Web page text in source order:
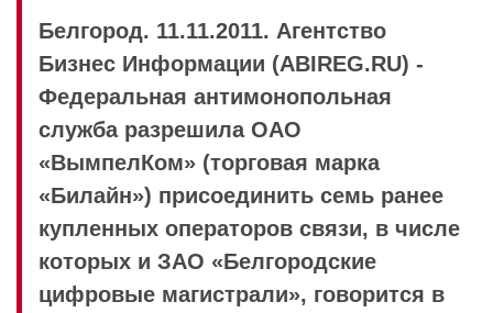
Белгород. 11.11.2011. Агентство
Бизнес Информации (ABIREG.RU) -
Федеральная антимонопольная
служба разрешила ОАО
«ВымпелКом» (торговая марка
«Билайн») присоединить семь ранее
купленных операторов связи, в числе
которых и ЗАО «Белгородские
цифровые магистрали», говорится в